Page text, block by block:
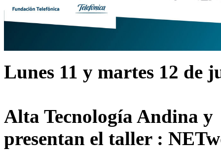
Lunes 11 y martes 12 de
Alta Tecnología Andina
presentan el taller :